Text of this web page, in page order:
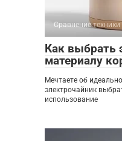
Сравнение техники
Как выбрать
материалу
Мечтаете об
электрочайник
использование